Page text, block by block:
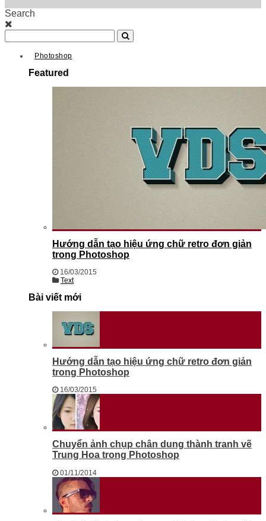
Search
Photoshop
Featured
Hướng dẫn tạo hiệu ứng chữ retro đơn giản
trong Photoshop
16/03/2015
Text
Bài viết mới
Hướng dẫn tạo hiệu ứng chữ retro đơn giản
trong Photoshop
16/03/2015
Chuyển ảnh chụp chân dung thành tranh vẽ
Trung Hoa trong Photoshop
01/11/2014